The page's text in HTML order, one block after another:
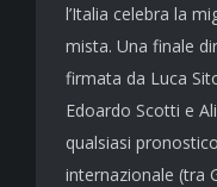
l’Italia celebra la
mista. Una finale
firmata da Luca
Edoardo Scotti e
qualsiasi
internazionale (tra